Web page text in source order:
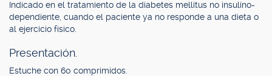
Indicado en el tratamiento de la diabetes mellitus no insulino-
dependiente, cuando el paciente ya no responde a una dieta o
al ejercicio físico.
Presentación.
Estuche con 60 comprimidos.